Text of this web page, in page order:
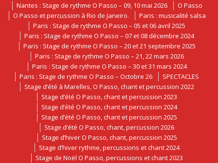
Nantes : Stage de rythme O Passo – 09, 10 mai 2026
O Passo
O Passo et percussion à Rio de Janeiro.
Paris : musicalité salsa
Paris : Stage de rythme O Passo – 05 et 06 avril 2025
Paris : Stage de rythme O Passo – 07 et 08 décembre 2024
Paris : Stage de rythme O Passo – 20 et 21 septembre 2025
Paris : Stage de rythme O Passo – 21, 22 mars 2026
Paris : Stage de rythme O Passo – 30 et 31 mars 2024
Paris : Stage de rythme O Passo – Octobre 26
SPECTACLES
Stage d’été à Marelles, O Passo, chant et percussion 2022
Stage d’été O Passo, chant et percussion 2023
Stage d’été O Passo, chant et percussion 2024
Stage d’été O Passo, chant et percussion 2025
Stage d’été O Passo, chant, percussion 2026
Stage d’hiver O Passo, chant, percussion 2025
Stage d’hiver rythme, percussions et chant 2024
Stage de Noël O Passo, percussions et chant 2023